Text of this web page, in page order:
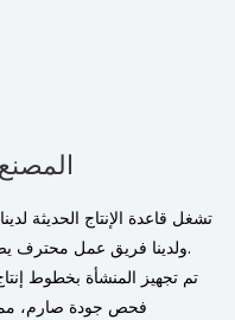
ولدينا فريق عمل محترف يضم إجمالي قوة عاملة يبلغ 120 موظفًا.
تم تجهيز المنشأة بخطوط
فحص جودة صارم، مما